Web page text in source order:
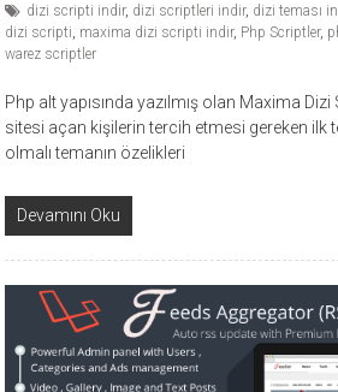
dizi scripti indir, dizi scriptleri indir, dizi teması
dizi scripti, maxima dizi scripti indir, Php Scriptler,
warez scriptler
Php alt yapısında yazılmış olan Maxima Dizi
sitesi açan kişilerin tercih etmesi gereken ilk
olmalı temanın özelikleri
Devamını Oku